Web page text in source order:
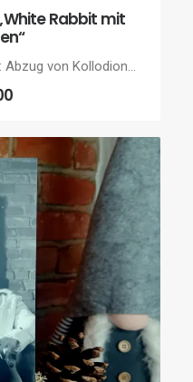
Rabbit mit
Abzug von Kollodion…